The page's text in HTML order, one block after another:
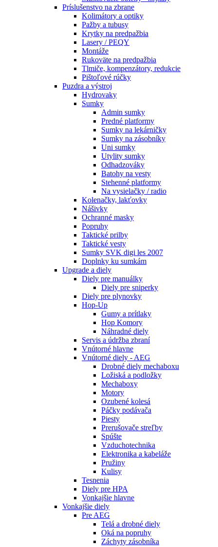
Príslušenstvo na zbrane
Kolimátory a optiky
Pažby a tubusy
Krytky na predpažbia
Lasery / PEQY
Montáže
Rukoväte na predpažbia
Tlmiče, kompenzátory, redukcie
Pištoľové rúčky
Puzdra a výstroj
Hydrovaky
Sumky
Admin sumky
Predné platformy
Sumky na lekárničky
Sumky na zásobníky
Uni sumky
Utylity sumky
Odhadzováky
Batohy na vesty
Stehenné platformy
Na vysielačky / radio
Kolenačky, lakťovky
Nášivky
Ochranné masky
Popruhy
Taktické prilby
Taktické vesty
Sumky SVK digi les 2007
Doplnky ku sumkám
Upgrade a diely
Diely pre manuálky
Diely pre sniperky
Diely pre plynovky
Hop-Up
Gumy a prítlaky
Hop Komory
Náhradné diely
Servis a údržba zbraní
Vnútorné hlavne
Vnútorné diely - AEG
Drobné diely mechaboxu
Ložiská a podložky
Mechaboxy
Motory
Ozubené kolesá
Páčky podávača
Piesty
Prerušovače streľby
Spúšte
Vzduchotechnika
Elektronika a kabeláže
Pružiny
Kulisy
Tesnenia
Diely pre HPA
Vonkajšie hlavne
Vonkajšie diely
Pre AEG
Telá a drobné diely
Oká na popruhy
Záchyty zásobníka